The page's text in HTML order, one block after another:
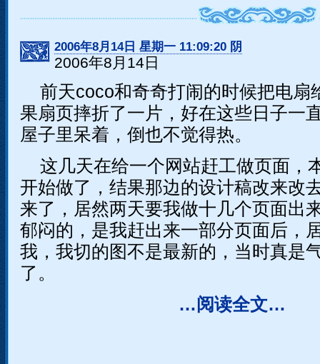
2006年8月14日 星期一 11:09:20 阴
2006年8月14日
前天coco和奇奇打闹的时候把电扇
果扇页摔折了一片，好在这些日子一
屋子里呆着，倒也不觉得热。
这几天在给一个网站赶工做页面，
开始做了，结果那边的设计稿改来改
来了，居然两天要我做十几个页面出
郁闷的，是我赶出来一部分页面后，
我，我切的图不是最新的，当时真是
了。
…阅读全文…